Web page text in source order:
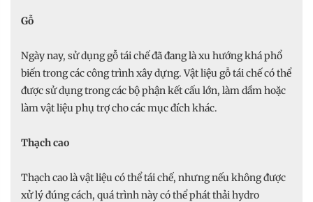
Gỗ
Ngày nay, sử dụng gỗ tái chế đã đang là xu hướng khá phổ
biến trong các công trình xây dựng. Vật liệu gỗ tái chế có thể
được sử dụng trong các bộ phận kết cấu lớn, làm dầm hoặc
làm vật liệu phụ trợ cho các mục đích khác.
Thạch cao
Thạch cao là vật liệu có thể tái chế, nhưng nếu không được
xử lý đúng cách, quá trình này có thể phát thải hydro